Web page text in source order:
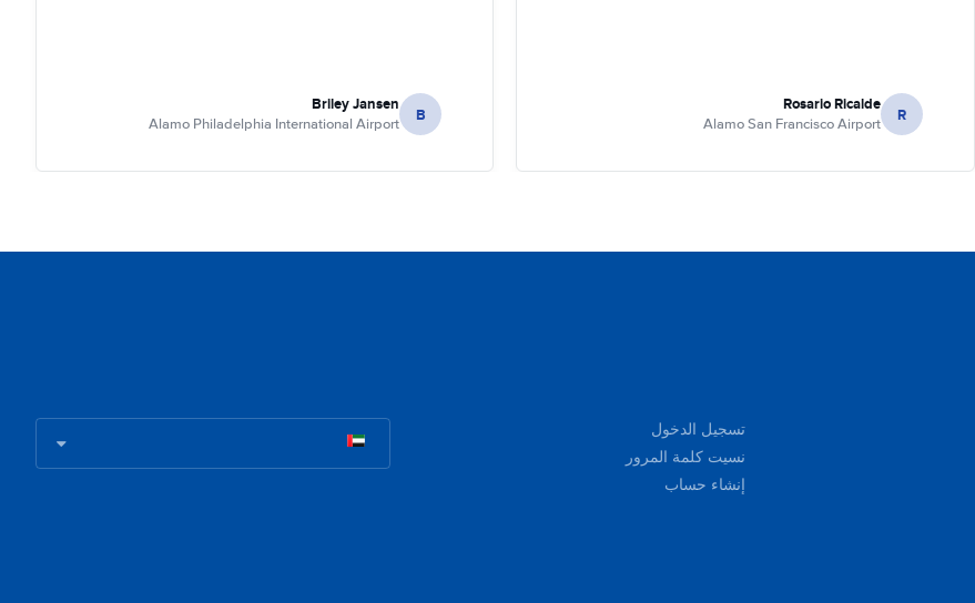
R
Rosario Ricalde
Alamo San Francisco Airport
B
Briley Jansen
Alamo Philadelphia International Airport
تسجيل الدخول
نسيت كلمة المرور
إنشاء حساب